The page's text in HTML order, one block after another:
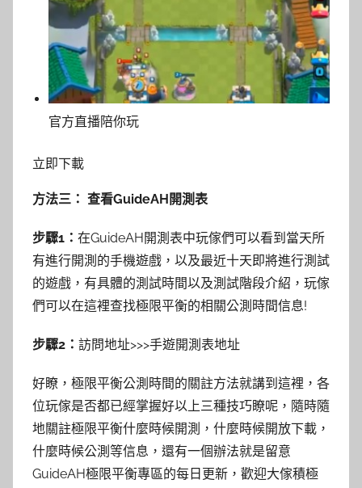
官方直播陪你玩
立即下載
方法三： 查看GuideAH開測表
步驟1： 在GuideAH開測表中玩傢們可以看到當天所
有進行開測的手機遊戲，以及最近十天即將進行測試
的遊戲，有具體的測試時間以及測試階段介紹，玩傢
們可以在這裡查找極限平衡的相關公測時間信息!
步驟2： 訪問地址>>>手遊開測表地址
好瞭，極限平衡公測時間的關註方法就講到這裡，各
位玩傢是否都已經掌握好以上三種技巧瞭呢，隨時隨
地關註極限平衡什麼時候開測，什麼時候開放下載，
什麼時候公測等信息，還有一個辦法就是留意
GuideAH極限平衡專區的每日更新，歡迎大傢積極